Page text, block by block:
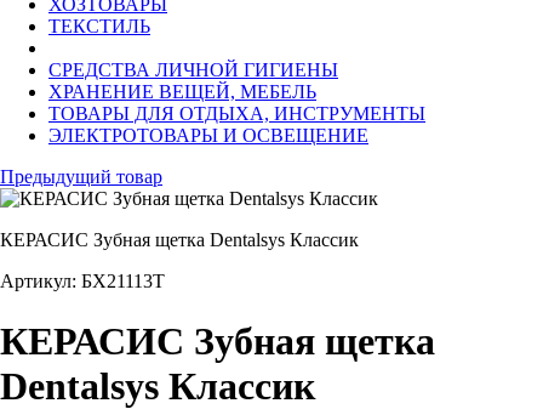
ХОЗТОВАРЫ
ТЕКСТИЛЬ
СРЕДСТВА ЛИЧНОЙ ГИГИЕНЫ
ХРАНЕНИЕ ВЕЩЕЙ, МЕБЕЛЬ
ТОВАРЫ ДЛЯ ОТДЫХА, ИНСТРУМЕНТЫ
ЭЛЕКТРОТОВАРЫ И ОСВЕЩЕНИЕ
Предыдущий товар
КЕРАСИС Зубная щетка Dentalsys Классик
Артикул: БХ21113Т
КЕРАСИС Зубная щетка
Dentalsys Классик